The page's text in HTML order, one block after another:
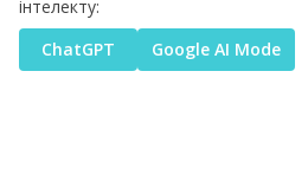
інтелекту:
ChatGPT
Google AI Mode